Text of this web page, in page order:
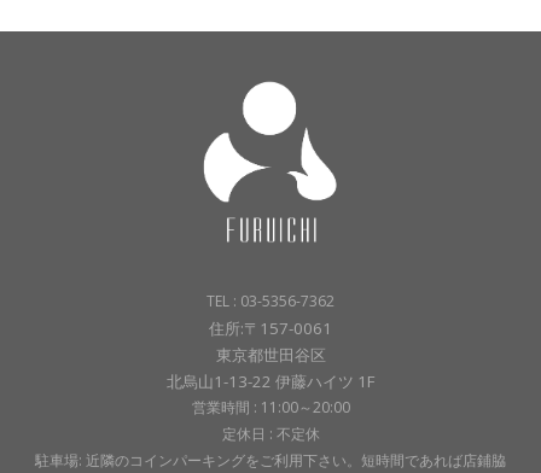
TEL : 03-5356-7362
住所:〒157-0061
東京都世田谷区
北烏山1-13-22 伊藤ハイツ 1F
営業時間 : 11:00～20:00
定休日 : 不定休
駐車場: 近隣のコインパーキングをご利用下さい。短時間であれば店鋪脇